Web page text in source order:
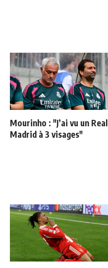
Mourinho : "J’ai vu un Real
Madrid à 3 visages"